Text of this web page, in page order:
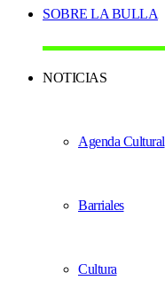
SOBRE LA BULLA
NOTICIAS
Agenda Cultural
Barriales
Cultura